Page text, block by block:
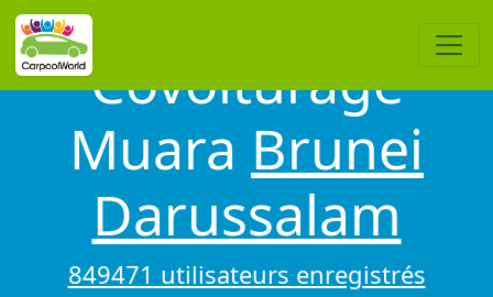
Covoiturage
Muara Brunei
Darussalam
849471 utilisateurs enregistrés